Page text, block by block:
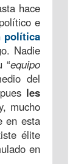
hace
e
política
Nadie
“equipo
del
les
mucho
en esta
élite
en